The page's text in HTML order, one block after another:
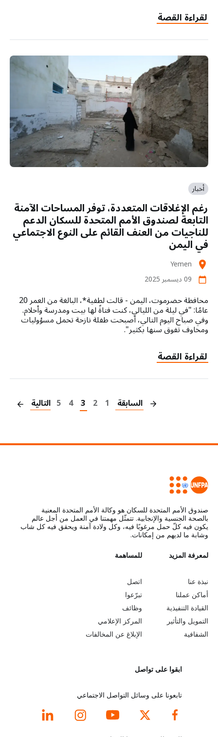
لقراءة القصة
أخبار
رغم الإغلاقات المتعددة، توفر المساحات الآمنة
التابعة لصندوق الأمم المتحدة للسكان الدعم
للناجيات من العنف القائم على النوع الاجتماعي
في اليمن
location_on
Yemen
calendar_today 09 ديسمبر 2025
محافظة حضرموت، اليمن - قالت لطفية*، البالغة من العمر 20
عامًا: "في ليلة من الليالي، كنت فتاةً لها بيت ومدرسة وأحلام.
وفي صباح اليوم التالي، أصبحت طفلة نازحة تحمل مسؤوليات
ومخاوف تفوق سنها بكثير".
لقراءة القصة
السابقة 1
2
3
4
5 التالية
صندوق الأمم المتحدة للسكان هو وكالة الأمم المتحدة المعنية
بالصحة الجنسية والإنجابية. تتمثّل مهمتنا في العمل من أجل عالم
يكون فيه كلّ حمل مرغوبًا فيه، وكل ولادة آمنة ويحقق فيه كل شاب
وشابة ما لديهم من إمكانات.
L
e
a
r
n
لمعرفة المزيد
نبذة عنا
أماكن عملنا
القيادة التنفيذية
التمويل والتأثير
الشفافية
G
o
b
e
y
n
d
f
للمساهمة
اتصل
تبرّعوا
وظائف
المركز الإعلامي
الإبلاغ عن المخالفات
ابقوا على تواصل
تابعونا على وسائل التواصل الاجتماعي